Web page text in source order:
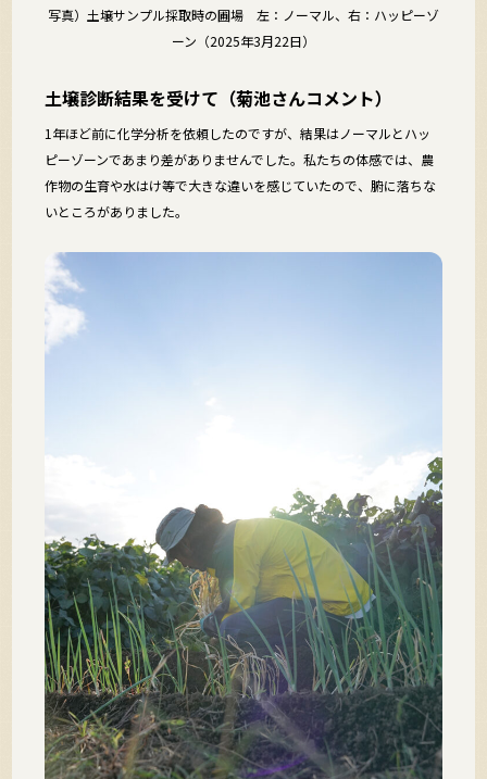
写真）土壌サンプル採取時の圃場 左：ノーマル、右：ハッピーゾ
ーン（2025年3月22日）
土壌診断結果を受けて（菊池さんコメント）
1年ほど前に化学分析を依頼したのですが、結果はノーマルとハッ
ピーゾーンであまり差がありませんでした。私たちの体感では、農
作物の生育や水はけ等で大きな違いを感じていたので、腑に落ちな
いところがありました。